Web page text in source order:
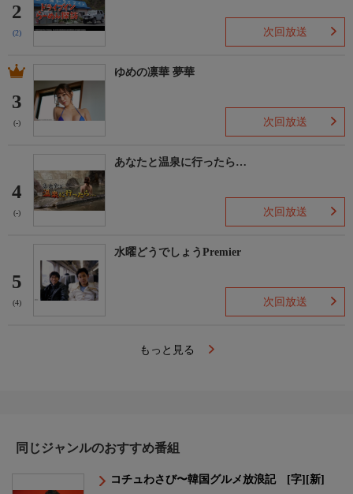
2
(2) 次回放送
3
(-)
ゆめの凛華 夢華
次回放送
4
(-)
あなたと温泉に行ったら…
次回放送
5
(4)
水曜どうでしょうPremier
次回放送
もっと見る
同じジャンルのおすすめ番組
コチュわさび〜韓国グルメ放浪記 [字][新]